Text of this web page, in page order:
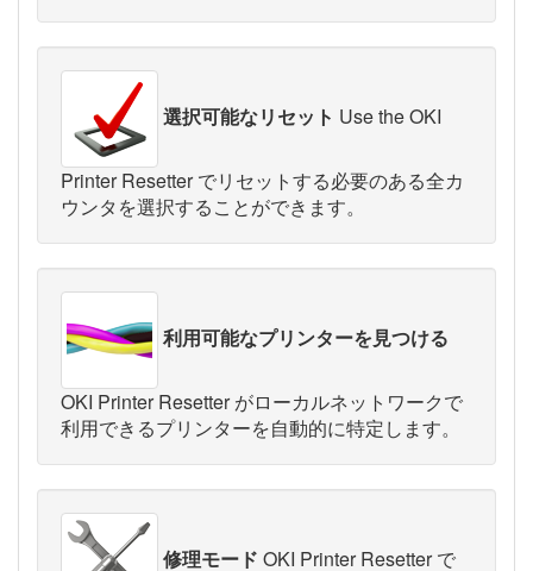
選択可能なリセット Use the OKI
Printer Resetter でリセットする必要のある全カ
ウンタを選択することができます。
利用可能なプリンターを見つける
OKI Printer Resetter がローカルネットワークで
利用できるプリンターを自動的に特定します。
修理モード OKI Printer Resetter で